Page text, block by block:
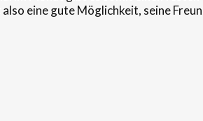
eine gute Möglichkeit, seine